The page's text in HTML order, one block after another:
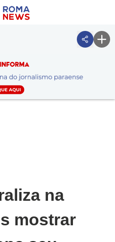
na
mostrar